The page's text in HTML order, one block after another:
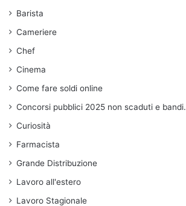
Barista
Cameriere
Chef
Cinema
Come fare soldi online
Concorsi pubblici 2025 non scaduti e bandi.
Curiosità
Farmacista
Grande Distribuzione
Lavoro all'estero
Lavoro Stagionale